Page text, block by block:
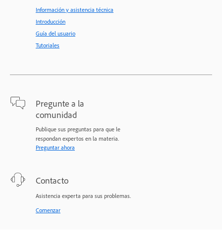
Información y asistencia técnica
Introducción
Guía del usuario
Tutoriales
Pregunte a la
comunidad
Publique sus preguntas para que le
respondan expertos en la materia.
Preguntar ahora
Contacto
Asistencia experta para sus problemas.
Comenzar